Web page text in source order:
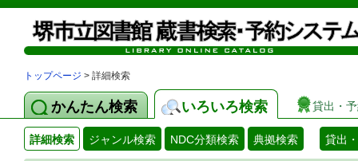
トップページ > 詳細検索
かんたん検索 いろいろ検索 貸出・
詳細検索 ジャンル検索 NDC分類検索 典拠検索 貸出